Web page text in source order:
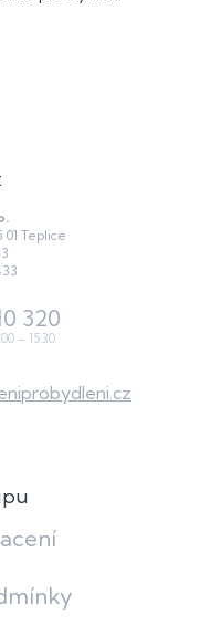
Teplice
320